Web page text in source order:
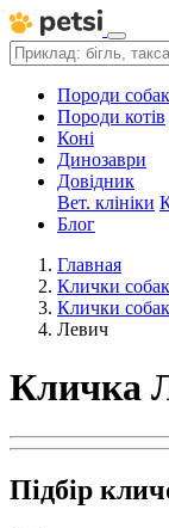
Породи собак
Породи котів
Коні
Динозаври
Довідник
Вет. клініки
Блог
Главная
Клички собак
Клички
Левич
Кличка
Підбір